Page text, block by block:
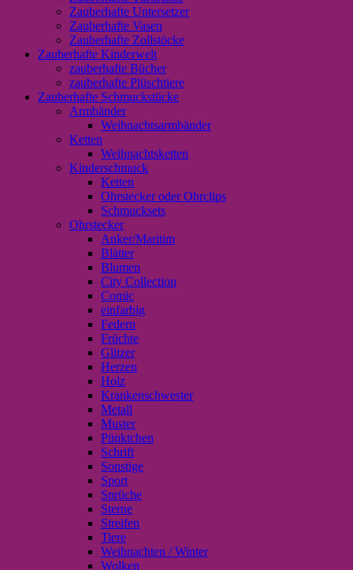
Zauberhafte Untersetzer
Zauberhafte Vasen
Zauberhafte Zollstöcke
Zauberhafte Kinderwelt
zauberhafte Bücher
zauberhafte Plüschtiere
Zauberhafte Schmuckstücke
Armbänder
Weihnachtsarmbänder
Ketten
Weihnachtsketten
Kinderschmuck
Ketten
Ohrstecker oder Ohrclips
Schmucksets
Ohrstecker
Anker/Maritim
Blätter
Blumen
City Collection
Comic
einfarbig
Federn
Früchte
Glitzer
Herzen
Holz
Krankenschwester
Metall
Muster
Pünktchen
Schrift
Sonstige
Sport
Sprüche
Sterne
Streifen
Tiere
Weihnachten / Winter
Wolken